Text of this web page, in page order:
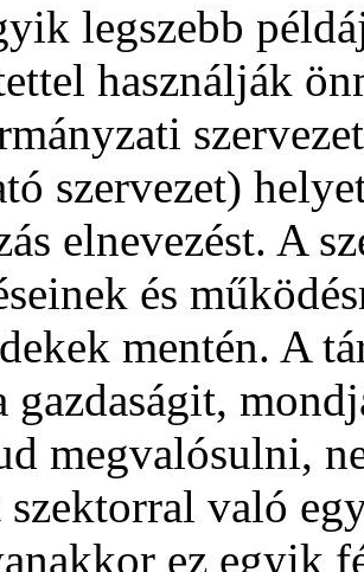
legszebb
használják
szervezet)
elnevezést. A
és
mentén. A
gazdaságit,
megvalósulni,
való
ez egyik